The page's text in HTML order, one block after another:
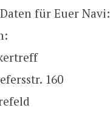
für Euer Navi:
160